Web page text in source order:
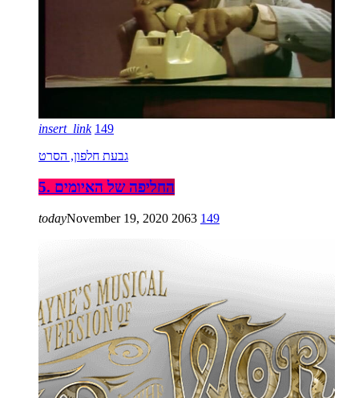
insert_link 149
גבעת חלפון, הסרט
5. החליפה של האיומים
todayNovember 19, 2020 2063 149